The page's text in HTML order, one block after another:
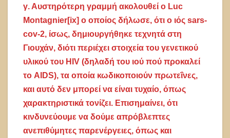
γ. Αυστηρότερη γραμμή ακολουθεί ο Luc
Montagnier[ix] ο οποίος δήλωσε, ότι ο ιός sars-
cov-2, ίσως, δημιουργήθηκε τεχνητά στη
Γιουχάν, διότι περιέχει στοιχεία του γενετικού
υλικού του HIV (δηλαδή του ιού πού προκαλεί
το AIDS), τα οποία κωδικοποιούν πρωτεΐνες,
και αυτό δεν μπορεί να είναι τυχαίο, όπως
χαρακτηριστικά τονίζει. Επισημαίνει, ότι
κινδυνεύουμε να δούμε απρόβλεπτες
ανεπιθύμητες παρενέργειες, όπως και